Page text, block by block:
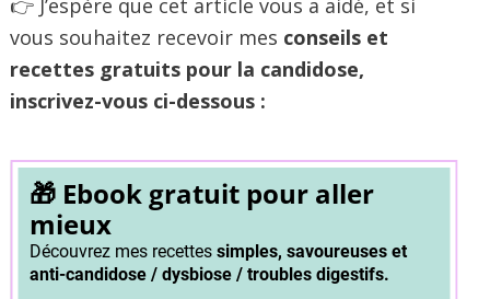
vous souhaitez recevoir mes conseils et
recettes gratuits pour la candidose,
inscrivez-vous ci-dessous :